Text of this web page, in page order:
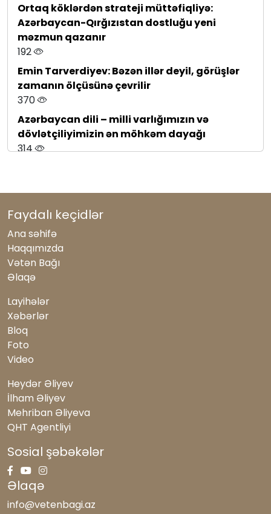
Birlik sədri Rauf Arifoğlunu təbrik etdi
101
Azərbaycan milli mətbuatı: ənənələr və
müasir çağırışlar
315
Ortaq köklərdən strateji müttəfiqliyə:
Azərbaycan-Qırğızıstan dostluğu yeni
məzmun qazanır
192
Emin Tarverdiyev: Bəzən illər deyil, görüşlər
zamanın ölçüsünə çevrilir
370
Azərbaycan dili – milli varlığımızın və
dövlətçiliyimizin ən möhkəm dayağı
314
çağırışlarına ortaq yanaşma
295
Azərbaycan milli mətbuatı: ənənələr və
müasir çağırışlar
315
İradənin zəfər çaldığı gün
Emin Tarverdiyev: 28 il sonra pozulan sükut
424
Birlik sədri Fazil Əhmədi təbrik etdi
689
Emin Tarverdiyev: Maskalanmış vicdanlar
4363
Emin Tarverdiyev: Meydan da böyüdü,
rəqəmlər də
2316
Faydalı keçidlər
Ana səhifə
Haqqımızda
Vətən Bağı
Əlaqə
Layihələr
Xəbərlər
Bloq
Foto
Video
Heydər Əliyev
İlham Əliyev
Mehriban Əliyeva
QHT Agentliyi
Sosial şəbəkələr
Əlaqə
info@vetenbagi.az